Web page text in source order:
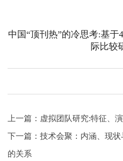
中国“顶刊热”的冷思考:基于
际比较
上一篇： 虚拟团队研究:特征、
下一篇： 技术会聚：内涵、现
的关系